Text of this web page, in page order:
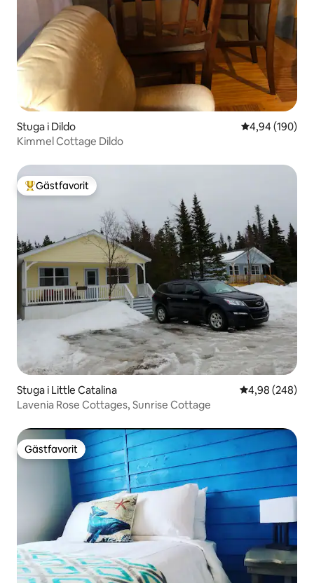
Stuga i Dildo 4,94 av 5 i
4,94 (190)
Kimmel Cottage Dildo
Populär gästfavorit
Gästfavorit
Stuga i Little Catalina 4,98 av 5 i
4,98 (248)
Lavenia Rose Cottages, Sunrise Cottage
Gästfavorit
Gästfavorit